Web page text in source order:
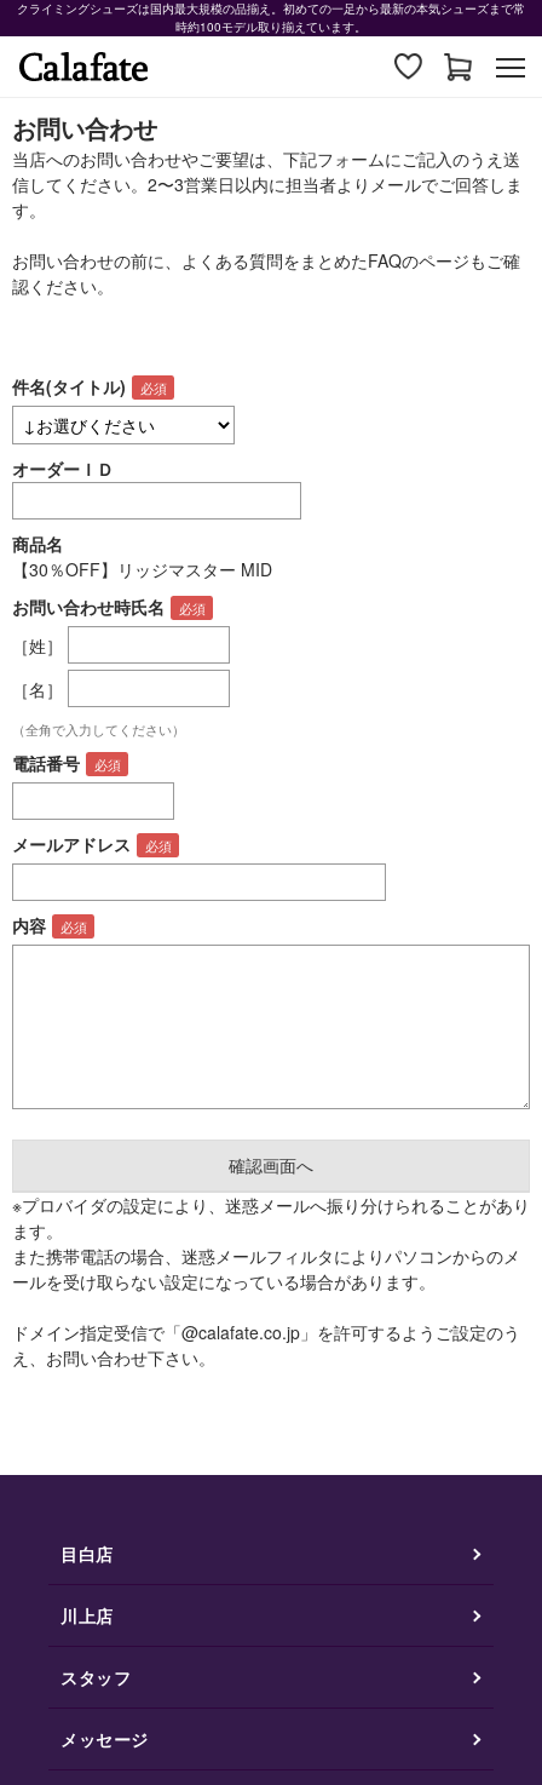
クライミングシューズは国内最大規模の品揃え。初めての一足から最新の本気シューズまで常
時約100モデル取り揃えています。
お問い合わせ
当店へのお問い合わせやご要望は、下記フォームにご記入のうえ送
信してください。2〜3営業日以内に担当者よりメールでご回答しま
す。
お問い合わせの前に、よくある質問をまとめたFAQのページもご確
認ください。
件名(タイトル)
オーダーＩＤ
商品名
【30％OFF】リッジマスター MID
お問い合わせ時氏名
［姓］
［名］
（全角で入力してください）
電話番号
メールアドレス
内容
※プロバイダの設定により、迷惑メールへ振り分けられることがあり
ます。
また携帯電話の場合、迷惑メールフィルタによりパソコンからのメ
ールを受け取らない設定になっている場合があります。
ドメイン指定受信で「@calafate.co.jp」を許可するようご設定のう
え、お問い合わせ下さい。
目白店
川上店
スタッフ
メッセージ